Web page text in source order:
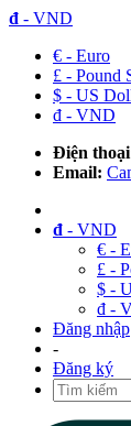
đ - VND
€ - Euro
£ - Pound
$ - US
đ - VND
Điện
Email:
đ - VND
€ -
£ -
$ -
đ -
Đăng nhập
-
Đăng ký